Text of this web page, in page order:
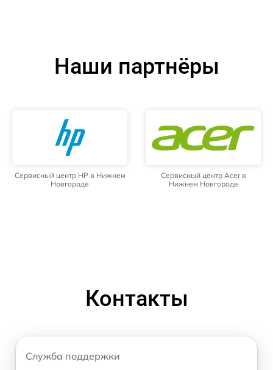
Наши партнёры
Сервисный центр HP в Нижнем
Новгороде
Сервисный центр Acer в
Нижнем Новгороде
Контакты
Служба поддержки